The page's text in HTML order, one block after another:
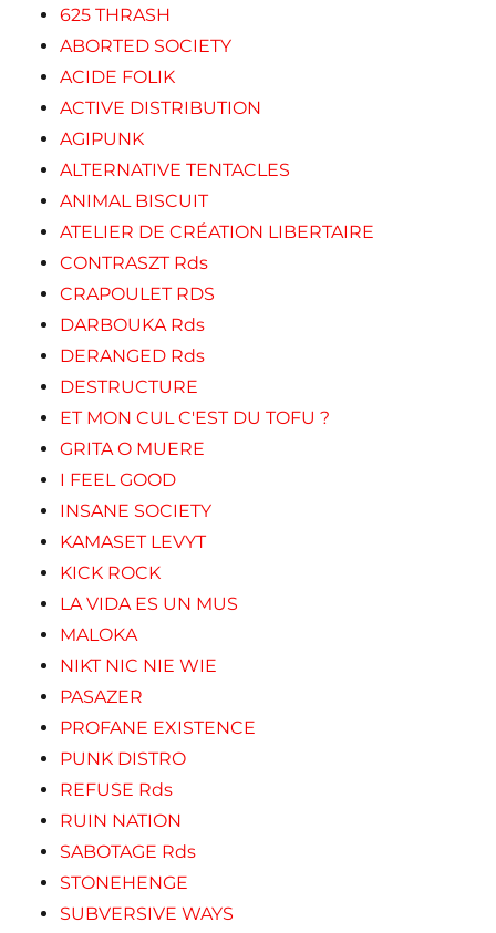
625 THRASH
ABORTED SOCIETY
ACIDE FOLIK
ACTIVE DISTRIBUTION
AGIPUNK
ALTERNATIVE TENTACLES
ANIMAL BISCUIT
ATELIER DE CRÉATION LIBERTAIRE
CONTRASZT Rds
CRAPOULET RDS
DARBOUKA Rds
DERANGED Rds
DESTRUCTURE
ET MON CUL C'EST DU TOFU ?
GRITA O MUERE
I FEEL GOOD
INSANE SOCIETY
KAMASET LEVYT
KICK ROCK
LA VIDA ES UN MUS
MALOKA
NIKT NIC NIE WIE
PASAZER
PROFANE EXISTENCE
PUNK DISTRO
REFUSE Rds
RUIN NATION
SABOTAGE Rds
STONEHENGE
SUBVERSIVE WAYS